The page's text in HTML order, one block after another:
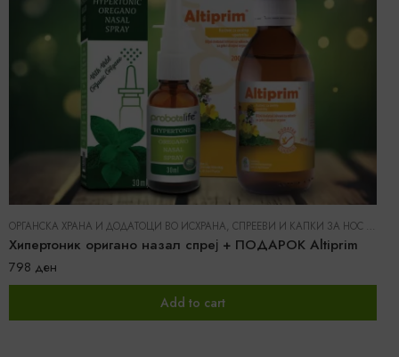
ОРГАНСКА ХРАНА И ДОДАТОЦИ ВО ИСХРАНА СПРЕЕВИ И КАПКИ ЗА НОС И ГРЛО
Хипертоник оригано назал спреј + ПОДАРОК Altiprim
798 ден
Add to cart